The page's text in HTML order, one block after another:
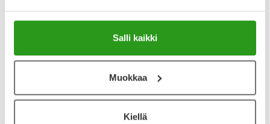
Salli kaikki
Muokkaa
Kiellä
Tämä tuote ei ole Kela-korvattava. Reseptin
toimitusmaksu 2,46 € lisätään tuotteen hintaan.